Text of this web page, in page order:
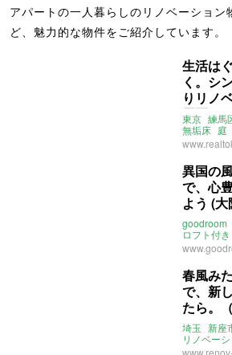
アパートの一人暮らしのリノベーション
ど、魅力的な物件をご紹介しています。
生活は
く。シ
りリノ
馬区48
東京 練馬
無垢床 庭
二人暮らし
異国の
で、心
よう (
賃貸物件)
goodroom
ロフト付き
バルコニー
異国 スペ
真砂玉島台
沢良宜駅
南茨木駅
ライター
春風み
で、新
たら。
の賃貸
埼玉 新座
リノベー
無垢フロ